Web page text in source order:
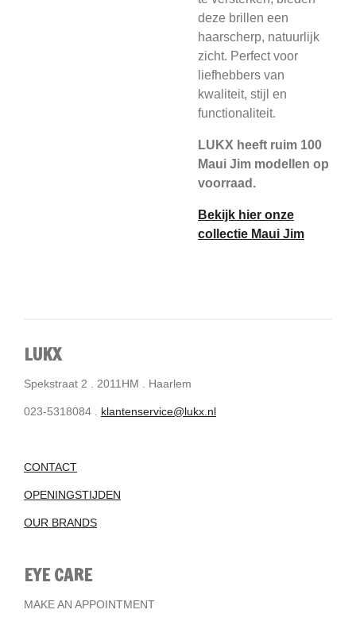
deze brillen een
haarscherp, natuurlijk
zicht. Perfect voor
liefhebbers van
kwaliteit, stijl en
functionaliteit.
LUKX heeft ruim 100
Maui Jim modellen op
voorraad.
Bekijk hier onze
collectie Maui Jim
LUKX
Spekstraat 2 . 2011HM . Haarlem
023-5318084 . klantenservice@lukx.nl
CONTACT
OPENINGSTIJDEN
OUR BRANDS
EYE CARE
MAKE AN APPOINTMENT